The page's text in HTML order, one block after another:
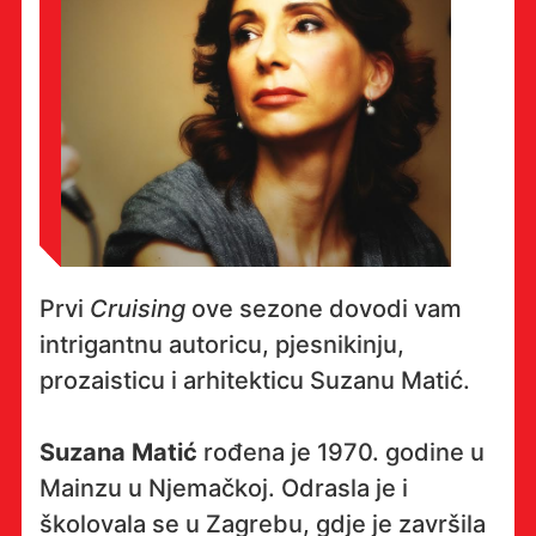
Prvi Cruising ove sezone dovodi vam
intrigantnu autoricu, pjesnikinju,
prozaisticu i arhitekticu Suzanu Matić.
Suzana Matić rođena je 1970. godine u
Mainzu u Njemačkoj. Odrasla je i
školovala se u Zagrebu, gdje je završila